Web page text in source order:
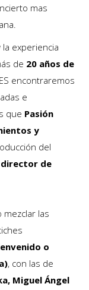
mas
experiencia
de 20 años de
encontraremos
e
que Pasión
y
del
director de
mezclar las
o
, con las de
Miguel Ángel